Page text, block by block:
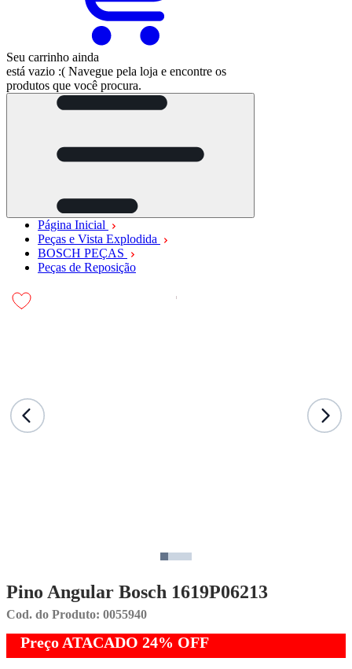
Seu carrinho ainda
está vazio :( Navegue pela loja e encontre os
produtos que você procura.
Página Inicial
Peças e Vista Explodida
BOSCH PEÇAS
Peças de Reposição
Pino Angular Bosch 1619P06213
Cod. do Produto: 0055940
Preço ATACADO 24% OFF